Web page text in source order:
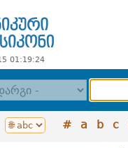
01:19:24
# a b c